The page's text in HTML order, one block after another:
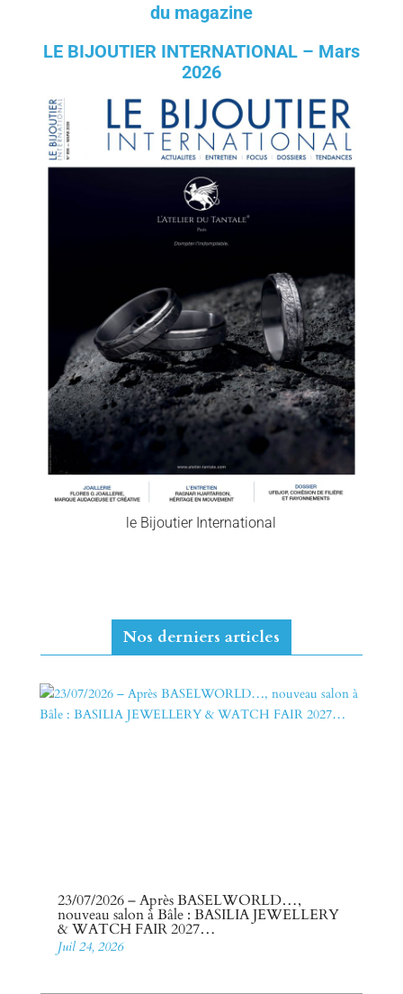
du magazine
LE BIJOUTIER INTERNATIONAL – Mars
2026
le Bijoutier International
Nos derniers articles
23/07/2026 – Après BASELWORLD…,
nouveau salon à Bâle : BASILIA JEWELLERY
& WATCH FAIR 2027…
Juil 24, 2026